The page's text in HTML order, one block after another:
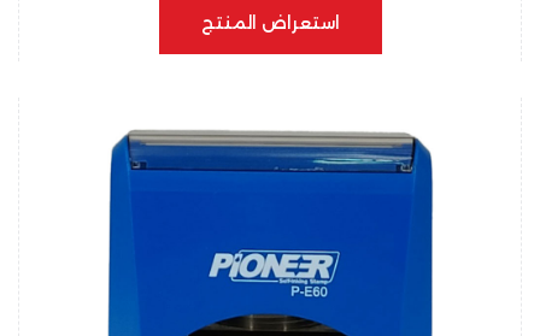
استعراض المنتج
استعراض المنتج